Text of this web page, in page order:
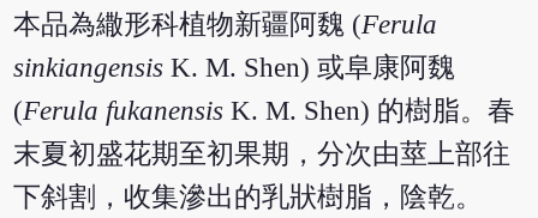
本品為繖形科植物新疆阿魏 (Ferula
sinkiangensis K. M. Shen) 或阜康阿魏
(Ferula fukanensis K. M. Shen) 的樹脂。春
末夏初盛花期至初果期，分次由莖上部往
下斜割，收集滲出的乳狀樹脂，陰乾。